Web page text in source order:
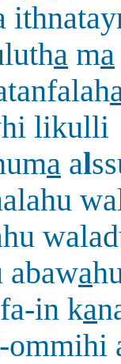
a ma
likulli
a al
abawa
in ka